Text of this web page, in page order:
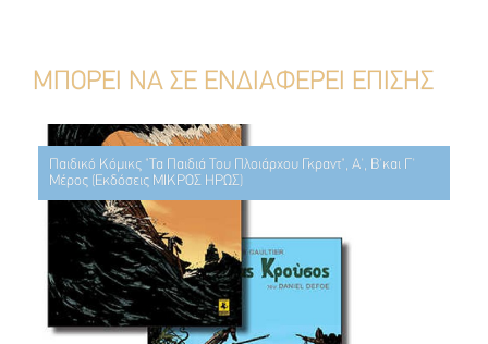
ΜΠΟΡΕΙ ΝΑ ΣΕ ΕΝΔΙΑΦΕΡΕΙ ΕΠΙΣΗΣ
Παιδικό Κόμικς "Τα Παιδιά Του Πλοιάρχου Γκραντ", Α', Β'και Γ'
Μέρος (Εκδόσεις ΜΙΚΡΟΣ ΗΡΩΣ)